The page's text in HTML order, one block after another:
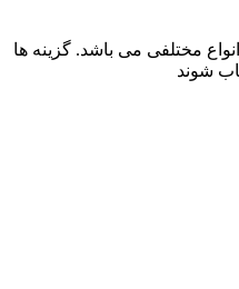
مختلفی می باشد. گزینه ها
شوند